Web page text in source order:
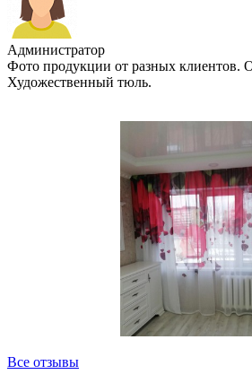
Администратор
Фото продукции от разных клиентов.
Художественный тюль.
Все отзывы